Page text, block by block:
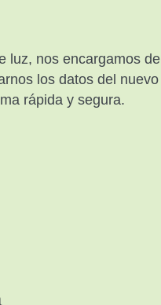
luz, nos encargamos de
los datos del nuevo
rápida y segura.